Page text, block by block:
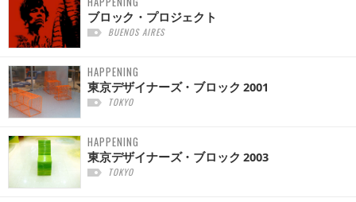
ブロック・プロジェクト
BUENOS AIRES
HAPPENING
東京デザイナーズ・ブロック 2001
TOKYO
HAPPENING
東京デザイナーズ・ブロック 2003
TOKYO